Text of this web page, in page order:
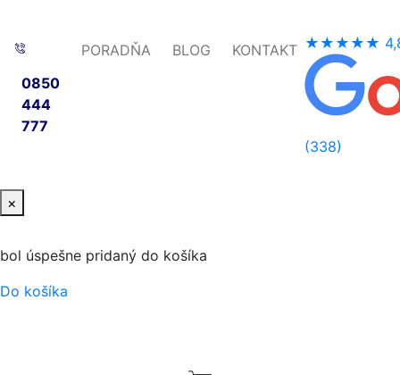
0850
444
777
PORADŇA BLOG KONTAKT ★★★★★
(338)
×
bol úspešne pridaný do košíka
Do košíka